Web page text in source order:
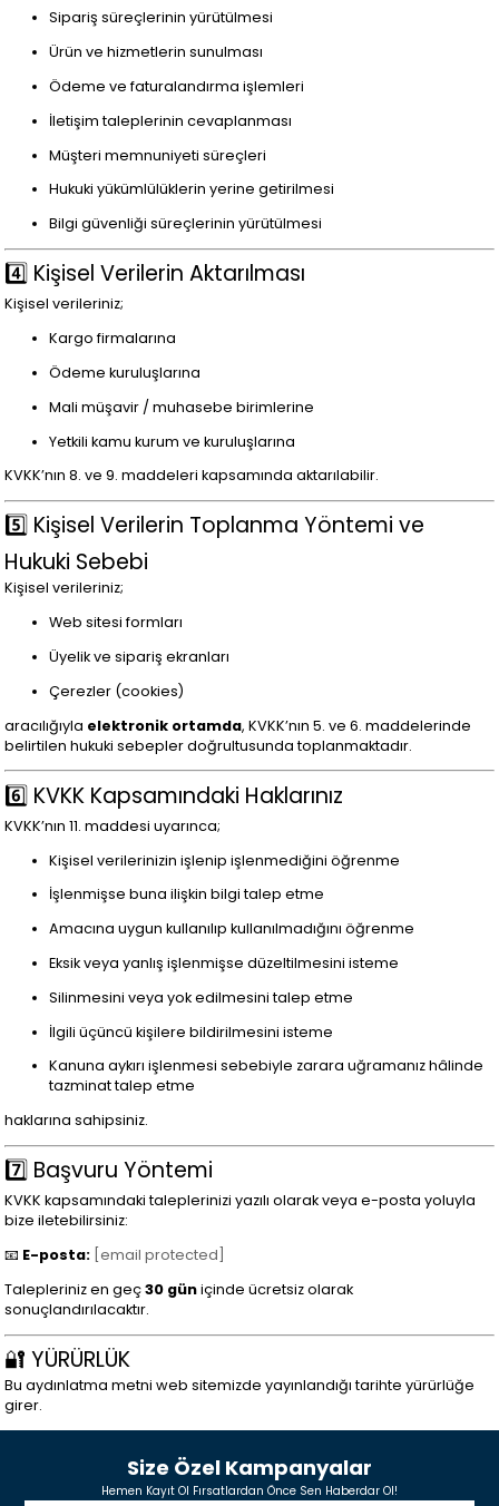
Sipariş süreçlerinin yürütülmesi
Ürün ve hizmetlerin sunulması
Ödeme ve faturalandırma işlemleri
İletişim taleplerinin cevaplanması
Müşteri memnuniyeti süreçleri
Hukuki yükümlülüklerin yerine getirilmesi
Bilgi güvenliği süreçlerinin yürütülmesi
4️⃣ Kişisel Verilerin Aktarılması
Kişisel verileriniz;
Kargo firmalarına
Ödeme kuruluşlarına
Mali müşavir / muhasebe birimlerine
Yetkili kamu kurum ve kuruluşlarına
KVKK’nın 8. ve 9. maddeleri kapsamında aktarılabilir.
5️⃣ Kişisel Verilerin Toplanma Yöntemi ve
Hukuki Sebebi
Kişisel verileriniz;
Web sitesi formları
Üyelik ve sipariş ekranları
Çerezler (cookies)
aracılığıyla elektronik ortamda, KVKK’nın 5. ve 6. maddelerinde
belirtilen hukuki sebepler doğrultusunda toplanmaktadır.
6️⃣ KVKK Kapsamındaki Haklarınız
KVKK’nın 11. maddesi uyarınca;
Kişisel verilerinizin işlenip işlenmediğini öğrenme
İşlenmişse buna ilişkin bilgi talep etme
Amacına uygun kullanılıp kullanılmadığını öğrenme
Eksik veya yanlış işlenmişse düzeltilmesini isteme
Silinmesini veya yok edilmesini talep etme
İlgili üçüncü kişilere bildirilmesini isteme
Kanuna aykırı işlenmesi sebebiyle zarara uğramanız hâlinde
tazminat talep etme
haklarına sahipsiniz.
7️⃣ Başvuru Yöntemi
KVKK kapsamındaki taleplerinizi yazılı olarak veya e-posta yoluyla
bize iletebilirsiniz:
📧 E-posta: [email protected]
Talepleriniz en geç30 güniçinde ücretsiz olarak
sonuçlandırılacaktır.
🔐 YÜRÜRLÜK
Bu aydınlatma metni web sitemizde yayınlandığı tarihte yürürlüğe
girer.
Size Özel Kampanyalar
Hemen Kayıt Ol Fırsatlardan Önce Sen Haberdar Ol!